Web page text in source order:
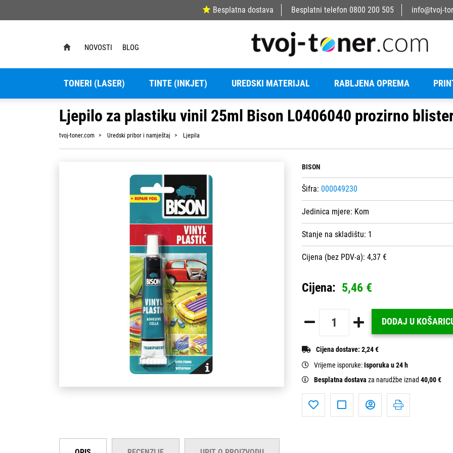
Besplatna dostava Besplatni telefon 0800 200 505 info@tvoj-
NOVOSTI BLOG
TONERI (LASER) TINTE (INKJET) UREDSKI MATERIJAL RABLJENA OPREMA
Ljepilo za plastiku vinil 25ml Bison L0406040 prozirno
tvoj-toner.com Uredski pribor i namještaj Ljepila
BISON
Šifra: 000049230
Jedinica mjere: Kom
Stanje na skladištu: 1
Cijena (bez PDV-a): 4,37 €
Cijena: 5,46 €
DODAJ U
Cijena dostave: 2,24 €
Vrijeme isporuke:Isporuka u 24 h
Besplatna dostava za narudžbe iznad 40,00 €